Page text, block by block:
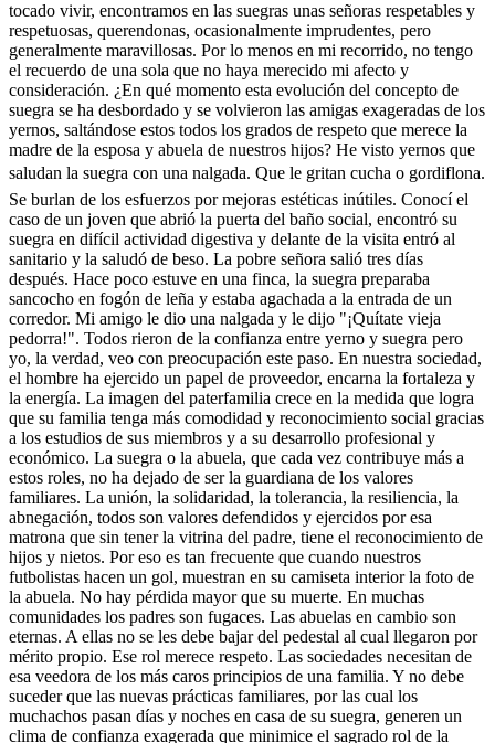
tocado vivir, encontramos en las suegras unas señoras respetables y
respetuosas, querendonas, ocasionalmente imprudentes, pero
generalmente maravillosas. Por lo menos en mi recorrido, no tengo
el recuerdo de una sola que no haya merecido mi afecto y
consideración. ¿En qué momento esta evolución del concepto de
suegra se ha desbordado y se volvieron las amigas exageradas de los
yernos, saltándose estos todos los grados de respeto que merece la
madre de la esposa y abuela de nuestros hijos? He visto yernos que
saludan la suegra con una nalgada. Que le gritan cucha o gordiflona.
Se burlan de los esfuerzos por mejoras estéticas inútiles. Conocí el
caso de un joven que abrió la puerta del baño social, encontró su
suegra en difícil actividad digestiva y delante de la visita entró al
sanitario y la saludó de beso. La pobre señora salió tres días
después. Hace poco estuve en una finca, la suegra preparaba
sancocho en fogón de leña y estaba agachada a la entrada de un
corredor. Mi amigo le dio una nalgada y le dijo "¡Quítate vieja
pedorra!". Todos rieron de la confianza entre yerno y suegra pero
yo, la verdad, veo con preocupación este paso. En nuestra sociedad,
el hombre ha ejercido un papel de proveedor, encarna la fortaleza y
la energía. La imagen del paterfamilia crece en la medida que logra
que su familia tenga más comodidad y reconocimiento social gracias
a los estudios de sus miembros y a su desarrollo profesional y
económico. La suegra o la abuela, que cada vez contribuye más a
estos roles, no ha dejado de ser la guardiana de los valores
familiares. La unión, la solidaridad, la tolerancia, la resiliencia, la
abnegación, todos son valores defendidos y ejercidos por esa
matrona que sin tener la vitrina del padre, tiene el reconocimiento de
hijos y nietos. Por eso es tan frecuente que cuando nuestros
futbolistas hacen un gol, muestran en su camiseta interior la foto de
la abuela. No hay pérdida mayor que su muerte. En muchas
comunidades los padres son fugaces. Las abuelas en cambio son
eternas. A ellas no se les debe bajar del pedestal al cual llegaron por
mérito propio. Ese rol merece respeto. Las sociedades necesitan de
esa veedora de los más caros principios de una familia. Y no debe
suceder que las nuevas prácticas familiares, por las cual los
muchachos pasan días y noches en casa de su suegra, generen un
clima de confianza exagerada que minimice el sagrado rol de la